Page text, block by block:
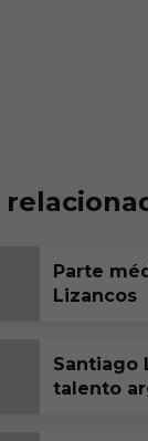
Parte
Lizancos
Santiago
talento